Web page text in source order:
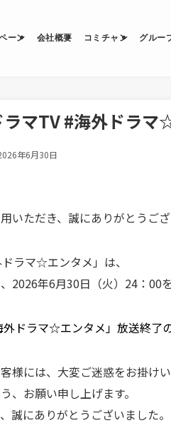
ーン 会社概要 コミチャン グルー
ラマTV #海外ドラ
年6月30日
いただき、誠にありがとうござ
ラマ☆エンタメ」は、
2026年6月30日（火）24：00
外ドラマ☆エンタメ」放送終了
様には、大変ご迷惑をお掛けい
、お願い申し上げます。
誠にありがとうございました。